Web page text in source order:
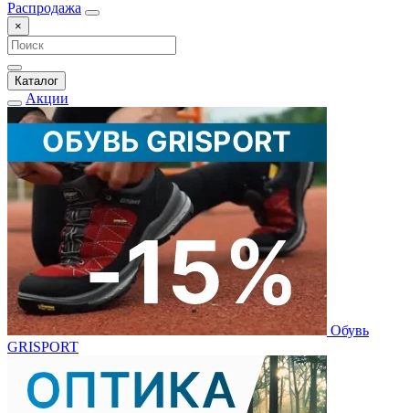
Распродажа
×
Каталог
Акции
Обувь
GRISPORT